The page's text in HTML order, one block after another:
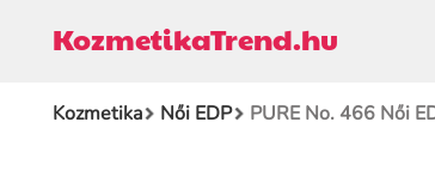
KozmetikaTrend.hu
Kozmetika Női EDP PURE No. 466 Női